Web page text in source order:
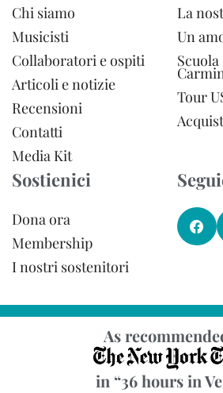
Chi siamo
Musicisti
Collaboratori e ospiti
Articoli e notizie
Recensioni
Contatti
Media Kit
La
Un
Tour
Sostienici
Dona ora
Membership
I nostri sostenitori
As
in “36 hours in